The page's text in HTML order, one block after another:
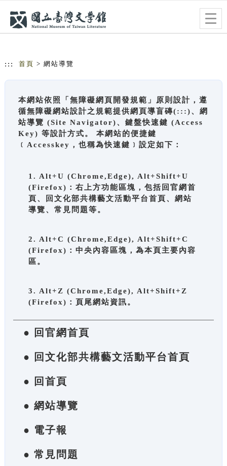
::: 首頁 > 網站導覽
本網站依照「無障礙網頁開發規範」原則設計，遵
循無障礙網站設計之規範提供網頁導盲磚(:::)、網
站導覽 (Site Navigator)、鍵盤快速鍵 (Access
Key) 等設計方式。 本網站的便捷鍵
﹝Accesskey，也稱為快速鍵﹞設定如下：
1. Alt+U (Chrome,Edge), Alt+Shift+U
(Firefox)：右上方功能區塊，包括回官網首
頁、回文化部共構藝文活動平台首頁、網站
導覽、常見問題等。
2. Alt+C (Chrome,Edge), Alt+Shift+C
(Firefox)：中央內容區塊，為本頁主要內容
區。
3. Alt+Z (Chrome,Edge), Alt+Shift+Z
(Firefox)：頁尾網站資訊。
● 回官網首頁
● 回文化部共構藝文活動平台首頁
● 回首頁
● 網站導覽
● 電子報
● 常見問題